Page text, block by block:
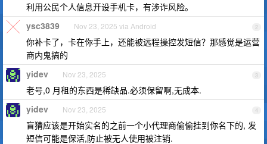
利用公民个人信息开设手机卡，有涉诈风险。
2
ysc3839 Nov 23, 2025 via Android
你补卡了，卡在你手上，还能被远程操控发短信？那感觉是运营
商内鬼搞的
3
yidev Nov 23, 2025
老号,0 月租的东西是稀缺品.必须保留啊,无成本.
4
yidev Nov 23, 2025
盲猜应该是开始实名的之前一个小代理商偷偷挂到你名下的, 发
短信可能是保活,防止被无人使用被注销.